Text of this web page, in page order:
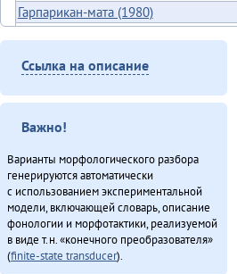
Гарпарикан-мата (1980)
балдыдяӈал» (2013)
Конкурс «Мэнӈи турэн» (2013)
Минӈи «Эвэды ин» газета (2013)
«Мучун» – Омакта анӈани [2] (2013)
Мэӈрундя-мата (1981)
Неӈнери Этэечимни тырганин (2013)
Онё̄вувча̄л Библия Улгӯрилин (2011)
«Орорво иргичимнил» Китайду (2013)
Севергар икэрдули (2013)
Ссылка на описание
Важно!
Варианты морфологического разбора
генерируются автоматически
с использованием экспериментальной
модели, включающей словарь, описание
фонологии и морфотактики, реализуемой
в виде т.н. «конечного преобразователя»
(finite-state transducer).